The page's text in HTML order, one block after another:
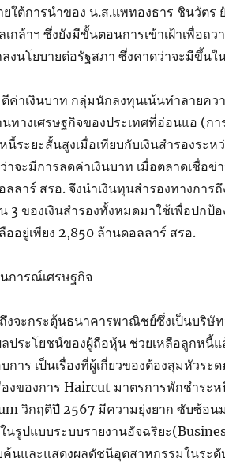
ใต้การนำของ น.ส.แพทองธาร ชินวัตร
กล้าฯ ซึ่งยังมีขั้นตอนการเข้าเฝ้าเพื่อ
งนโยบายต่อรัฐสภา ซึ่งคาดว่าจะมีขึ้นใ
ค่าเงินบาท กลุ่มนักลงทุนเน้นทำลายคว
ทางเศรษฐกิจของประเทศที่อ่อนแอ (ก
นี้ระยะสั้นสูงเมื่อเทียบกับเงินสำรองระห
าจะมีการลดค่าเงินบาท เมื่อตลาดเชื่อ
ลลาร์ สรอ. จึงนำเงินทุนสำรองทางกา
3 ของเงินสำรองทั้งหมดมาใช้เพื่อปกป้
ออยู่เพียง 2,850 ล้านดอลลาร์ สรอ.
งจะกระตุ้นธนาคารพาณิชย์ซึ่งเป็นบริษั
ประโยชน์ของผู้ถือหุ้น ช่วยเหลือลูกหนี้
การ เป็นเรื่องที่ผู้เกี่ยวของต้องสุมหัวร
องของการ Haircut มาตรการพักชำระ
วิกฤติปี 2567 มีความยุ่งยาก ซับซ้อน
นรูปแบบระบบรายงานอัจฉริยะ
ค้นและแสดงผลดัชนีอุตสาหกรรมในระ